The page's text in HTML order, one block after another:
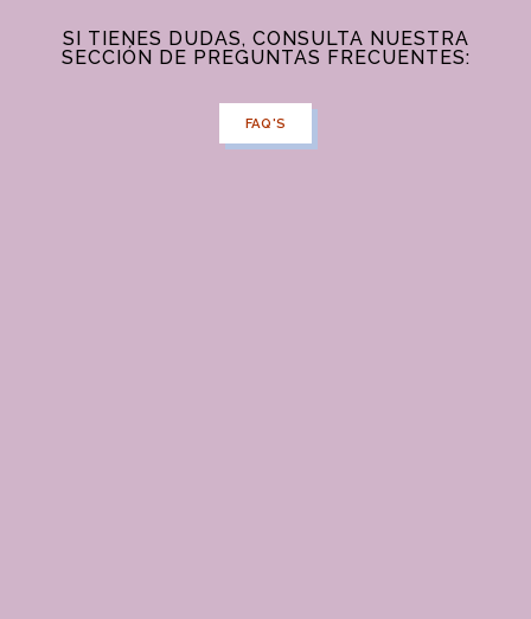
SI TIENES DUDAS, CONSULTA NUESTRA
SECCIÓN DE PREGUNTAS FRECUENTES:
FAQ'S